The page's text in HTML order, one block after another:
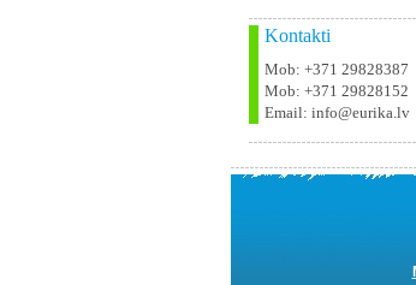
Kontakti
Mob: +371 29828387
Mob: +371 29828152
Email: info@eurika.lv